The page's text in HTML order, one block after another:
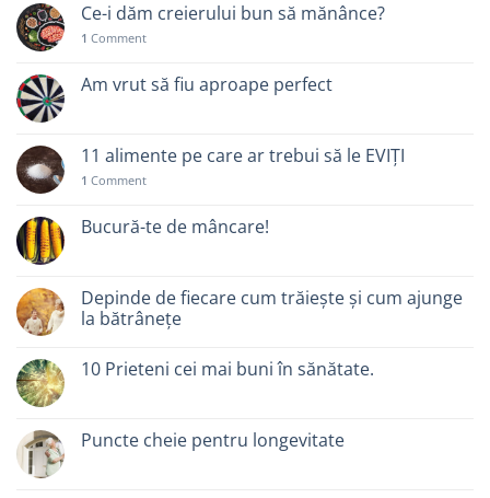
Ce-i dăm creierului bun să mănânce?
1 Comment
Am vrut să fiu aproape perfect
11 alimente pe care ar trebui să le EVIȚI
1 Comment
Bucură-te de mâncare!
Depinde de fiecare cum trăiește și cum ajunge
la bătrânețe
10 Prieteni cei mai buni în sănătate.
Puncte cheie pentru longevitate